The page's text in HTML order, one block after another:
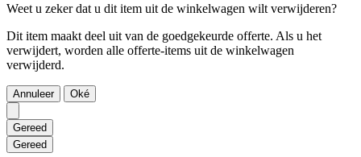
Weet u zeker dat u dit item uit de winkelwagen wilt verwijderen?
Dit item maakt deel uit van de goedgekeurde offerte. Als u het
verwijdert, worden alle offerte-items uit de winkelwagen
verwijderd.
Annuleer Oké
Gereed
Gereed